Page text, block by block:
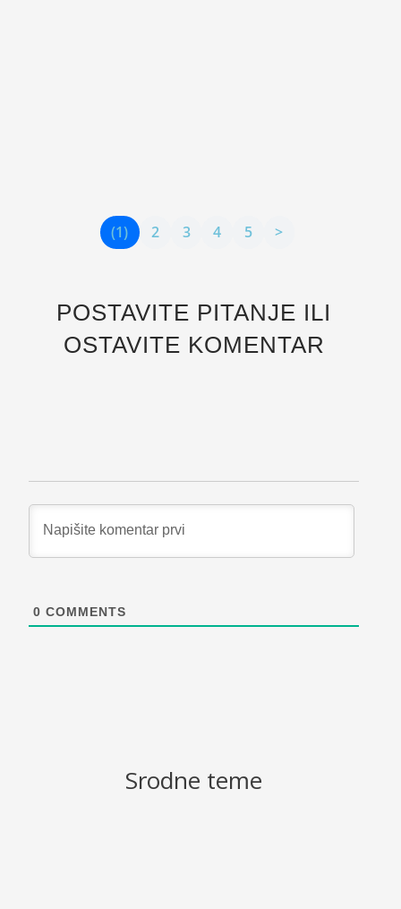
(1) 2 3 4 5 >
POSTAVITE PITANJE ILI
OSTAVITE KOMENTAR
0 COMMENTS
Srodne teme